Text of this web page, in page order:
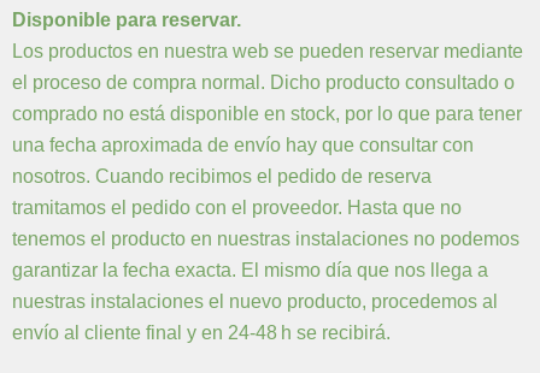
Disponible para reservar.
Los productos en nuestra web se pueden reservar mediante
el proceso de compra normal. Dicho producto consultado o
comprado no está disponible en stock, por lo que para tener
una fecha aproximada de envío hay que consultar con
nosotros. Cuando recibimos el pedido de reserva
tramitamos el pedido con el proveedor. Hasta que no
tenemos el producto en nuestras instalaciones no podemos
garantizar la fecha exacta. El mismo día que nos llega a
nuestras instalaciones el nuevo producto, procedemos al
envío al cliente final y en 24-48 h se recibirá.
KP392
PROTECTOR
CUADRO
PARA
HABIT
Y
HABIT
cantidad